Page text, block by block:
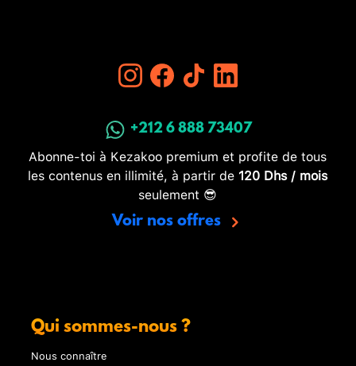
+212 6 888 73407
Abonne-toi à Kezakoo premium et profite de tous
les contenus en illimité, à partir de 120 Dhs / mois
seulement 😎
Voir nos offres
Qui sommes-nous ?
Nous connaître